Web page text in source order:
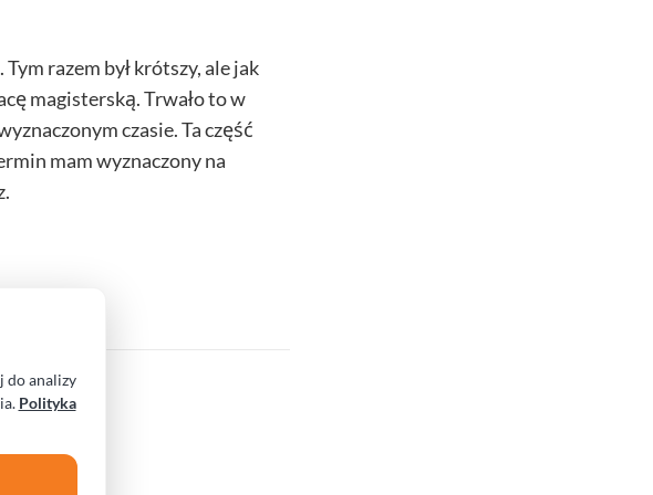
razem był krótszy, ale jak
magisterską. Trwało to w
czasie. Ta część
mam wyznaczony na
do analizy
Polityka